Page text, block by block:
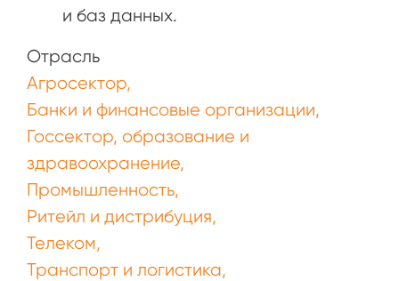
и баз данных.
Отрасль
Агросектор
Банки и финансовые организации
Госсектор, образование и
здравоохранение
Промышленность
Ритейл и дистрибуция
Телеком
Транспорт и логистика